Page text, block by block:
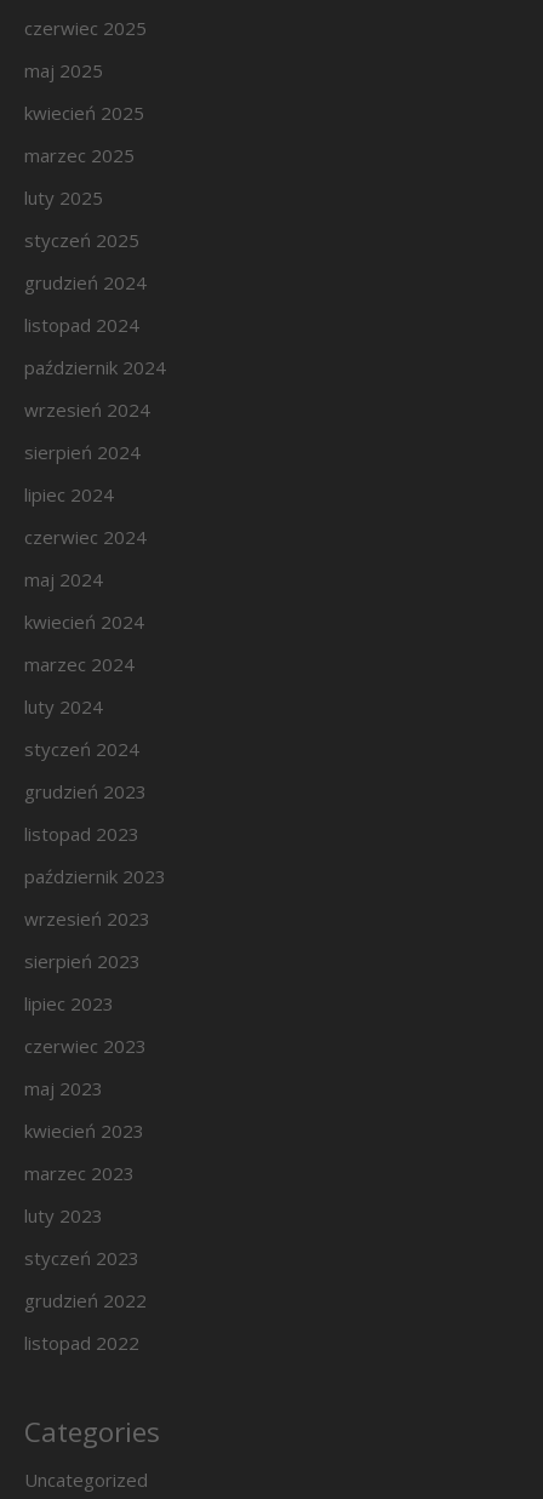
czerwiec 2025
maj 2025
kwiecień 2025
marzec 2025
luty 2025
styczeń 2025
grudzień 2024
listopad 2024
październik 2024
wrzesień 2024
sierpień 2024
lipiec 2024
czerwiec 2024
maj 2024
kwiecień 2024
marzec 2024
luty 2024
styczeń 2024
grudzień 2023
listopad 2023
październik 2023
wrzesień 2023
sierpień 2023
lipiec 2023
czerwiec 2023
maj 2023
kwiecień 2023
marzec 2023
luty 2023
styczeń 2023
grudzień 2022
listopad 2022
Categories
Uncategorized